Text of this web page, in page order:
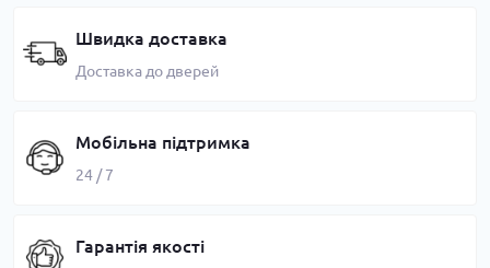
Швидка доставка
Доставка до дверей
Мобільна підтримка
24 / 7
Гарантія якості